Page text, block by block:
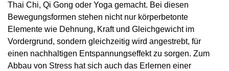
Thai Chi, Qi Gong oder Yoga gemacht. Bei diesen
Bewegungsformen stehen nicht nur körperbetonte
Elemente wie Dehnung, Kraft und Gleichgewicht im
Vordergrund, sondern gleichzeitig wird angestrebt, für
einen nachhaltigen Entspannungseffekt zu sorgen. Zum
Abbau von Stress hat sich auch das Erlernen einer